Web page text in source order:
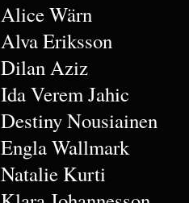
Alice Wärn
Alva Eriksson
Dilan Aziz
Ida Verem Jahic
Destiny Nousiainen
Engla Wallmark
Natalie Kurti